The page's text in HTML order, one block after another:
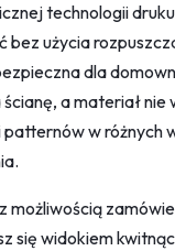
technologii
bez użycia
dla
a materiał
w różnych
możliwością
się widokiem